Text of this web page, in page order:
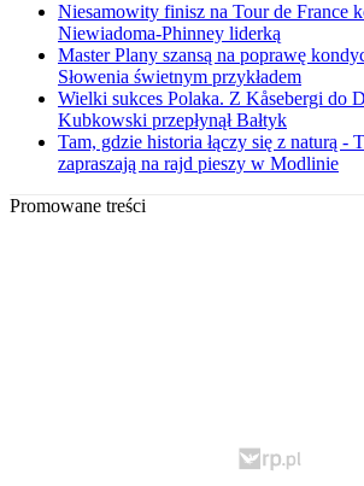
Niesamowity finisz na Tour de France
Niewiadoma-Phinney liderką
Master Plany szansą na poprawę
Słowenia świetnym przykładem
Wielki sukces Polaka. Z Kåsebergi do
Kubkowski przepłynął Bałtyk
Tam, gdzie historia łączy się z naturą -
zapraszają na rajd pieszy w Modlinie
Promowane treści